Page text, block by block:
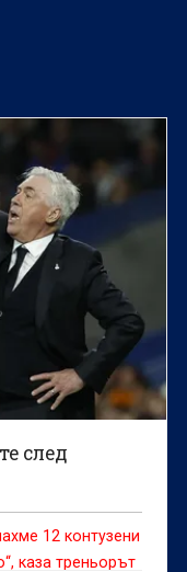
след
12 контузени
каза треньорът